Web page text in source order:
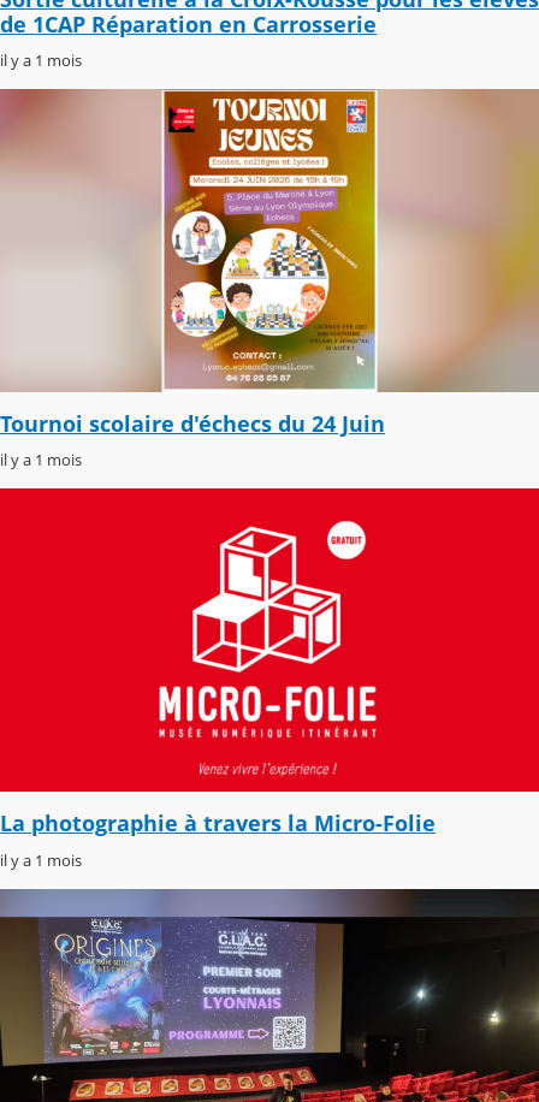
de 1CAP Réparation en Carrosserie
il y a 1 mois
Tournoi scolaire d'échecs du 24 Juin
il y a 1 mois
La photographie à travers la Micro-Folie
il y a 1 mois